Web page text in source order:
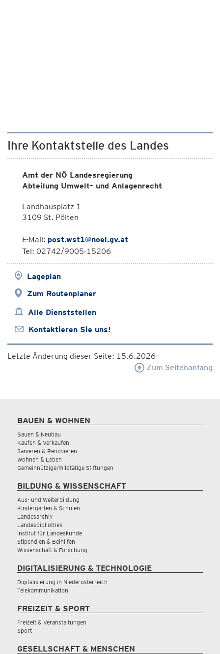
Ihre Kontaktstelle des Landes
Amt der NÖ Landesregierung
Abteilung Umwelt- und Anlagenrecht
Landhausplatz 1
3109 St. Pölten
E-Mail: post.wst1@noel.gv.at
Tel: 02742/9005-15206
Lageplan
Zum Routenplaner
Alle Dienststellen
Kontaktieren Sie uns!
Letzte Änderung dieser Seite: 15.6.2026
Zum Seitenanfang
BAUEN & WOHNEN
Bauen & Neubau
Kaufen & Verkaufen
Sanieren & Renovieren
Wohnen & Leben
Gemeinnützige/mildtätige Stiftungen
BILDUNG & WISSENSCHAFT
Aus- und Weiterbildung
Kindergärten & Schulen
Landesarchiv
Landesbibliothek
Institut für Landeskunde
Stipendien & Beihilfen
Wissenschaft & Forschung
DIGITALISIERUNG & TECHNOLOGIE
Digitalisierung in Niederösterreich
Telekommunikation
FREIZEIT & SPORT
Freizeit & Veranstaltungen
Sport
GESELLSCHAFT & MENSCHEN